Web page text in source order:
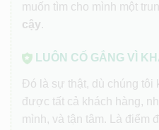
muốn tìm cho mình một
cậy.
LUÔN CỐ GẮNG VÌ
Đó là sự thật, dù chúng tôi
được tất cả khách hàng,
mình, và tận tâm. Là điểm